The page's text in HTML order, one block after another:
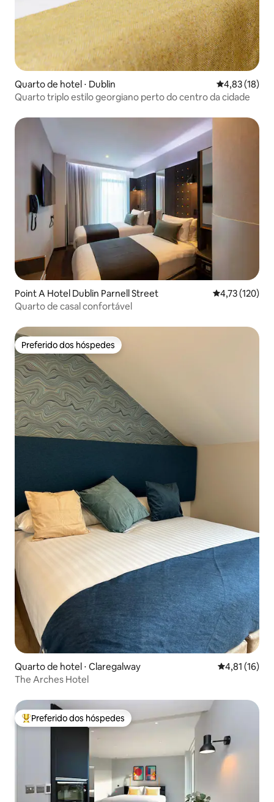
Quarto de hotel ⋅ Dublin 4,83 de uma
4,83 (18)
Quarto triplo estilo georgiano perto do centro da cidade
Point A Hotel Dublin Parnell Street 4,73 de uma
4,73 (120)
Quarto de casal confortável
Preferido dos hóspedes
Preferido dos hóspedes
Quarto de hotel ⋅ Claregalway 4,81 de uma
4,81 (16)
The Arches Hotel
Entre os melhores preferidos dos hóspedes
Preferido dos hóspedes